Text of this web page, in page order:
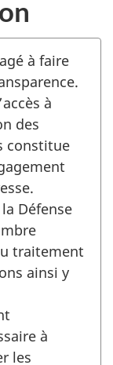
à faire
à
des
constitue
Défense
traitement
ainsi y
à
les